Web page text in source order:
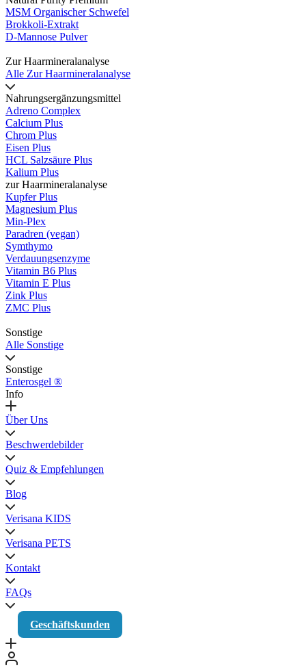
MSM Organischer Schwefel
Brokkoli-Extrakt
D-Mannose Pulver
Zur Haarmineralanalyse
Alle Zur Haarmineralanalyse
Nahrungsergänzungsmittel
Adreno Complex
Calcium Plus
Chrom Plus
Eisen Plus
HCL Salzsäure Plus
Kalium Plus
zur Haarmineralanalyse
Kupfer Plus
Magnesium Plus
Min-Plex
Paradren (vegan)
Symthymo
Verdauungsenzyme
Vitamin B6 Plus
Vitamin E Plus
Zink Plus
ZMC Plus
Sonstige
Alle Sonstige
Sonstige
Enterosgel ®
Info
Über Uns
Beschwerdebilder
Quiz & Empfehlungen
Blog
Verisana KIDS
Verisana PETS
Kontakt
FAQs
Geschäftskunden